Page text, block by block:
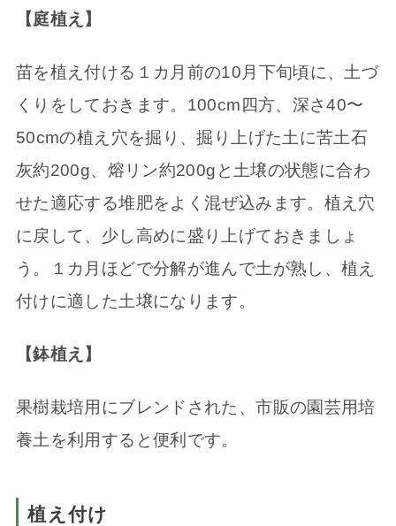
【庭植え】
苗を植え付ける１カ月前の10月下旬頃に、土づ
くりをしておきます。100cm四方、深さ40〜
50cmの植え穴を掘り、掘り上げた土に苦土石
灰約200g、熔リン約200gと土壌の状態に合わ
せた適応する堆肥をよく混ぜ込みます。植え穴
に戻して、少し高めに盛り上げておきましょ
う。１カ月ほどで分解が進んで土が熟し、植え
付けに適した土壌になります。
【鉢植え】
果樹栽培用にブレンドされた、市販の園芸用培
養土を利用すると便利です。
植え付け